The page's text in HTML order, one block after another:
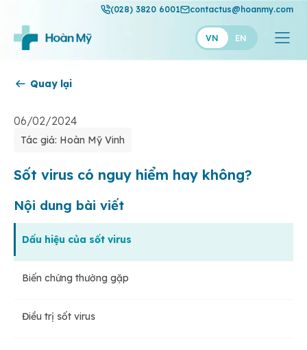
(028) 3820 6001 contactus@hoanmy.com
VN EN
Thuận Mỹ
Quay lại
06/02/2024
Tác giả: Hoàn Mỹ Vinh
Sốt virus có nguy hiểm hay không?
Nội dung bài viết
Dấu hiệu của sốt virus
Biến chứng thường gặp
Điều trị sốt virus